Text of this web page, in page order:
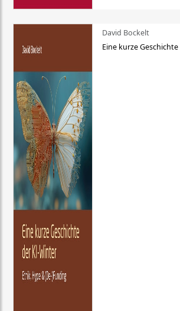
David Bockelt
Eine kurze